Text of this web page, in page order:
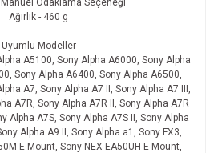
Odaklama Seçeneği
Ağırlık - 460 g
Uyumlu Modeller
A5100, Sony Alpha A6000, Sony Alpha
Sony Alpha A6400, Sony Alpha A6500,
A7, Sony Alpha A7 II, Sony Alpha A7 III,
A7R, Sony Alpha A7R II, Sony Alpha A7R
Alpha A7S, Sony Alpha A7S II, Sony Alpha
Alpha A9 II, Sony Alpha a1, Sony FX3,
E-Mount, Sony NEX-EA50UH E-Mount,